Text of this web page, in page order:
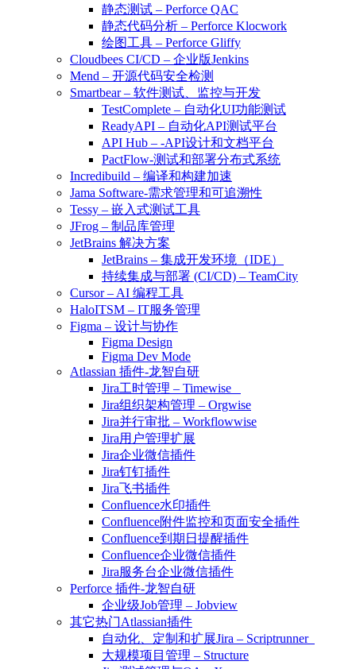
静态测试 – Perforce QAC
静态代码分析 – Perforce Klocwork
绘图工具 – Perforce Gliffy
Cloudbees CI/CD – 企业版Jenkins
Mend – 开源代码安全检测
Smartbear – 软件测试、监控与开发
TestComplete – 自动化UI功能测试
ReadyAPI – 自动化API测试平台
API Hub – -API设计和文档平台
PactFlow-测试和部署分布式系统
Incredibuild – 编译和构建加速
Jama Software-需求管理和可追溯性
Tessy – 嵌入式测试工具
JFrog – 制品库管理
JetBrains 解决方案
JetBrains – 集成开发环境（IDE）
持续集成与部署 (CI/CD) – TeamCity
Cursor – AI 编程工具
HaloITSM – IT服务管理
Figma – 设计与协作
Figma Design
Figma Dev Mode
Atlassian 插件-龙智自研
Jira工时管理 – Timewise
Jira组织架构管理 – Orgwise
Jira并行审批 – Workflowwise
Jira用户管理扩展
Jira企业微信插件
Jira钉钉插件
Jira飞书插件
Confluence水印插件
Confluence附件监控和页面安全插件
Confluence到期日提醒插件
Confluence企业微信插件
Jira服务台企业微信插件
Perforce 插件-龙智自研
企业级Job管理 – Jobview
其它热门Atlassian插件
自动化、定制和扩展Jira – Scriptrunner
大规模项目管理 – Structure